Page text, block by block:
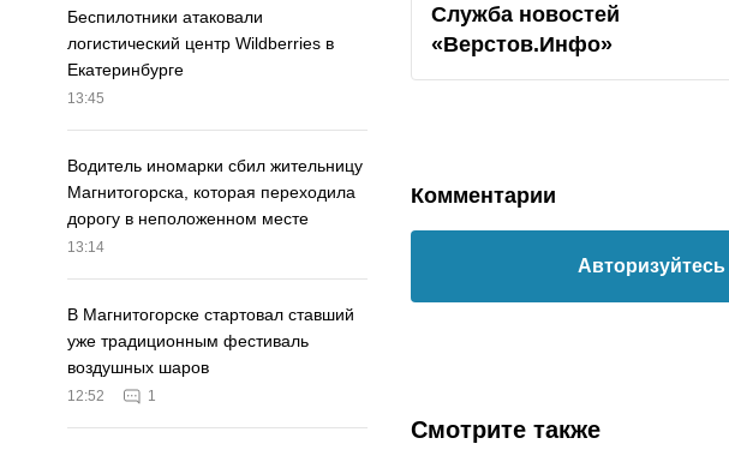
Беспилотники атаковали
логистический центр Wildberries в
Екатеринбурге
13:45
Водитель иномарки сбил жительницу
Магнитогорска, которая переходила
дорогу в неположенном месте
13:14
В Магнитогорске стартовал ставший
уже традиционным фестиваль
воздушных шаров
12:52 1
Служба новостей
«Верстов.Инфо»
Комментарии
Авторизуйтесь
Смотрите также